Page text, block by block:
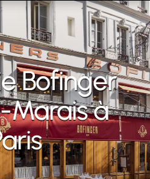
Bofinger
Marais à